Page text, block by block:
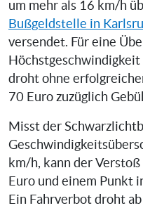
um mehr als 16 km/h
Bußgeldstelle in
versendet. Für eine
droht ohne
70 Euro zuzüglich
Misst der
km/h, kann der
Euro und einem Punkt
Ein Fahrverbot droht